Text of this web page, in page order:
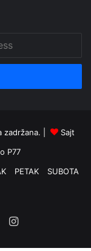
zadržana. |
Sajt
P77
PETAK
SUBOTA
Instagram